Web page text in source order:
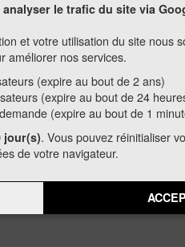
le trafic du site via
et votre utilisation du site nous
améliorer nos services.
(expire au bout de 2 ans)
(expire au bout de 24
(expire au bout de 1
jour(s). Vous pouvez réinitialiser
de votre navigateur.